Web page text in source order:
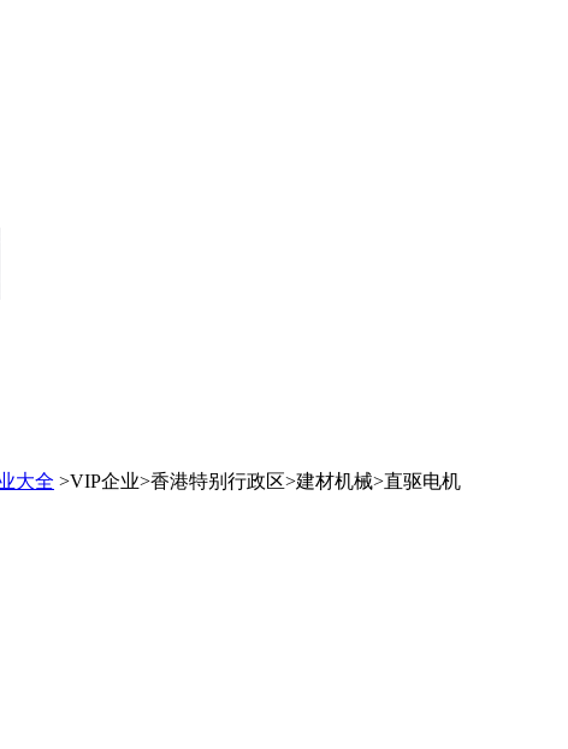
大全 >VIP企业>香港特别行政区>建材机械>直驱电机